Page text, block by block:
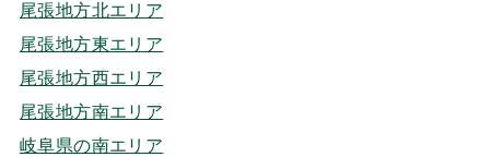
尾張地方北エリア
尾張地方東エリア
尾張地方西エリア
尾張地方南エリア
岐阜県の南エリア